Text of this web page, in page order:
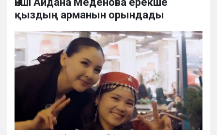
қыздың арманын орындады